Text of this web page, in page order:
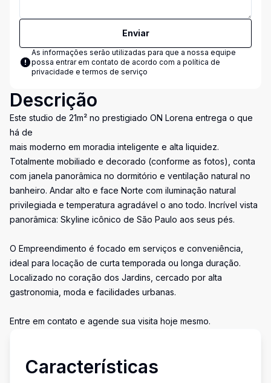
Enviar
As informações serão utilizadas para que a nossa equipe
possa entrar em contato de acordo com a política de
privacidade e termos de serviço
Descrição
Este studio de 21m² no prestigiado ON Lorena entrega o que
há de
mais moderno em moradia inteligente e alta liquidez.
Totalmente mobiliado e decorado (conforme as fotos), conta
com janela panorâmica no dormitório e ventilação natural no
banheiro. Andar alto e face Norte com iluminação natural
privilegiada e temperatura agradável o ano todo. Incrível vista
panorâmica: Skyline icônico de São Paulo aos seus pés.
O Empreendimento é focado em serviços e conveniência,
ideal para locação de curta temporada ou longa duração.
Localizado no coração dos Jardins, cercado por alta
gastronomia, moda e facilidades urbanas.
Entre em contato e agende sua visita hoje mesmo.
Características